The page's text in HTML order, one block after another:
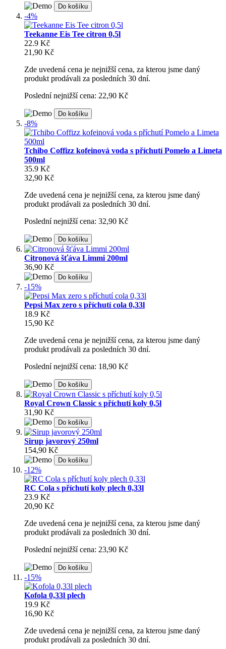
Do košíku
-4%
Teekanne Eis Tee citron 0,5l
22.9 Kč
21,90 Kč
Zde uvedená cena je nejnižší cena, za kterou jsme daný
produkt prodávali za posledních 30 dní.
Poslední nejnižší cena: 22,90 Kč
Do košíku
-8%
Tchibo Coffizz kofeinová voda s příchutí Pomelo a Limeta
500ml
35.9 Kč
32,90 Kč
Zde uvedená cena je nejnižší cena, za kterou jsme daný
produkt prodávali za posledních 30 dní.
Poslední nejnižší cena: 32,90 Kč
Do košíku
Citronová šťáva Limmi 200ml
36,90 Kč
Do košíku
-15%
Pepsi Max zero s příchutí cola 0,33l
18.9 Kč
15,90 Kč
Zde uvedená cena je nejnižší cena, za kterou jsme daný
produkt prodávali za posledních 30 dní.
Poslední nejnižší cena: 18,90 Kč
Do košíku
Royal Crown Classic s příchutí koly 0,5l
31,90 Kč
Do košíku
Sirup javorový 250ml
154,90 Kč
Do košíku
-12%
RC Cola s příchutí koly plech 0,33l
23.9 Kč
20,90 Kč
Zde uvedená cena je nejnižší cena, za kterou jsme daný
produkt prodávali za posledních 30 dní.
Poslední nejnižší cena: 23,90 Kč
Do košíku
-15%
Kofola 0,33l plech
19.9 Kč
16,90 Kč
Zde uvedená cena je nejnižší cena, za kterou jsme daný
produkt prodávali za posledních 30 dní.